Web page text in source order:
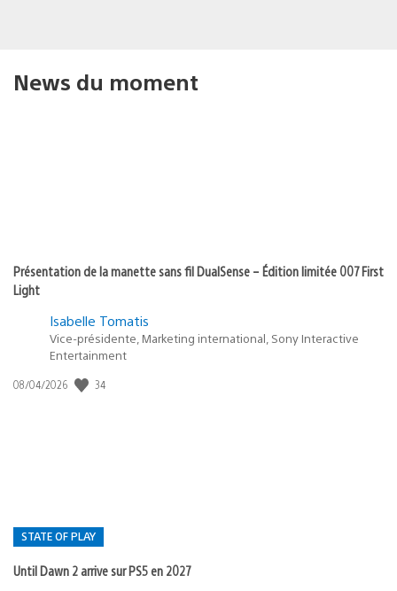
News du moment
Présentation de la manette sans fil DualSense – Édition limitée 007 First
Light
Isabelle Tomatis
Vice-présidente, Marketing international, Sony Interactive
Entertainment
Date
08/04/2026 34
STATE OF PLAY
Until Dawn 2 arrive sur PS5 en 2027